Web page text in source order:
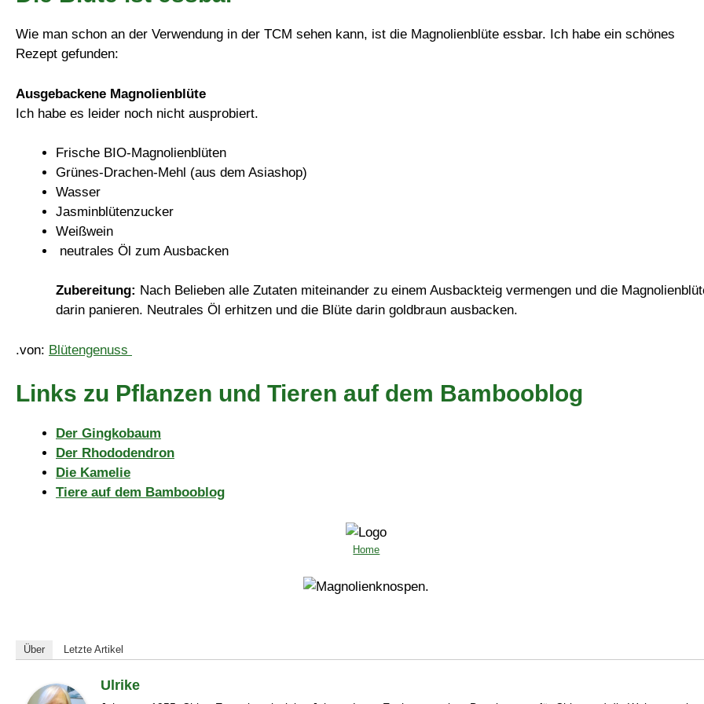
Wie man schon an der Verwendung in der TCM sehen kann, ist die Magnolienblüte essbar. Ich habe ein schönes
Rezept gefunden:
Ausgebackene Magnolienblüte
Ich habe es leider noch nicht ausprobiert.
Frische BIO-Magnolienblüten
Grünes-Drachen-Mehl (aus dem Asiashop)
Wasser
Jasminblütenzucker
Weißwein
neutrales Öl zum Ausbacken
Zubereitung: Nach Belieben alle Zutaten miteinander zu einem Ausbackteig vermengen und die
darin panieren. Neutrales Öl erhitzen und die Blüte darin goldbraun ausbacken.
.von: Blütengenuss
Links zu Pflanzen und Tieren auf dem Bambooblog
Der Gingkobaum
Der Rhododendron
Die Kamelie
Tiere auf dem Bambooblog
Home
Über Letzte Artikel
Ulrike